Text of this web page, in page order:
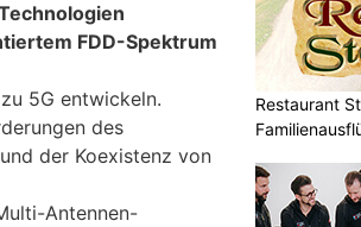
FDD-Spektrum
5G entwickeln.
des
der Koexistenz von
Antennen-
Restaurant